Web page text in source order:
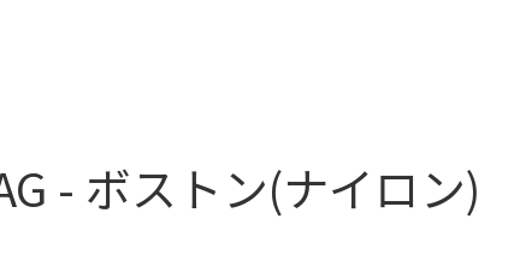
- ボストン(ナイロン)